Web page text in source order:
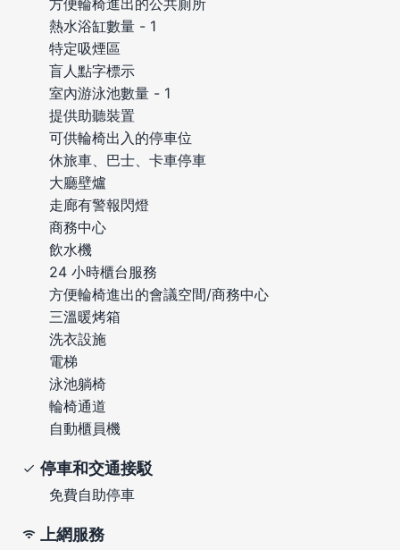
熱水浴缸數量 - 1
特定吸煙區
盲人點字標示
室內游泳池數量 - 1
提供助聽裝置
可供輪椅出入的停車位
休旅車、巴士、卡車停車
大廳壁爐
走廊有警報閃燈
商務中心
飲水機
24 小時櫃台服務
方便輪椅進出的會議空間/商務中心
三溫暖烤箱
洗衣設施
電梯
泳池躺椅
輪椅通道
自動櫃員機
停車和交通接駁
免費自助停車
上網服務